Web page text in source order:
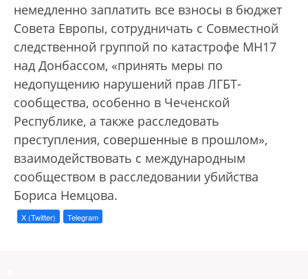
немедленно заплатить все взносы в бюджет
Совета Европы, сотрудничать с Совместной
следственной группой по катастрофе MH17
над Донбассом, «принять меры по
недопущению нарушений прав ЛГБТ-
сообщества, особенно в Чеченской
Республике, а также расследовать
преступления, совершенные в прошлом»,
взаимодействовать с международным
сообществом в расследовании убийства
Бориса Немцова.
X (Twitter) Telegram